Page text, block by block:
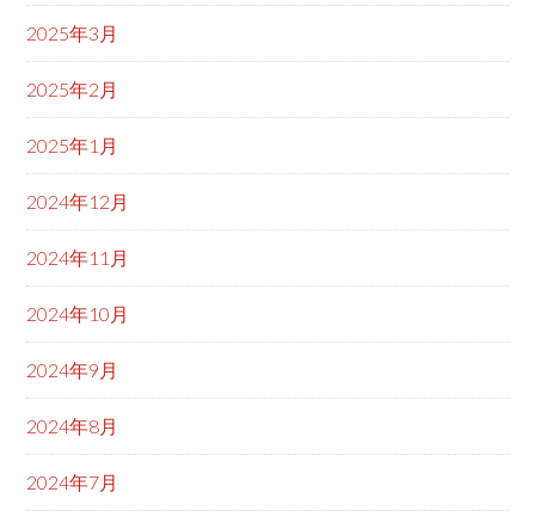
2025年3月
2025年2月
2025年1月
2024年12月
2024年11月
2024年10月
2024年9月
2024年8月
2024年7月